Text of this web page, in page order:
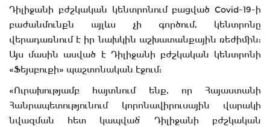
Դիլիջանի բժշկական կենտրոնում բացված Covid-19-ի
բաժանմունքն այլևս չի գործում, կենտրոնը
վերադառնում է իր նախկին աշխատանքային ռեժիմին:
Այս մասին ասված է Դիլիջանի բժշկական կենտրոնի
«Ֆեյսբուքի» պաշտոնական էջում:
«Ուրախությամբ հայտնում ենք, որ Հայաստանի
Հանրապետությունում կորոնավիրուսային վարակի
նվազման հետ կապված՝ Դիլիջանի բժշկական